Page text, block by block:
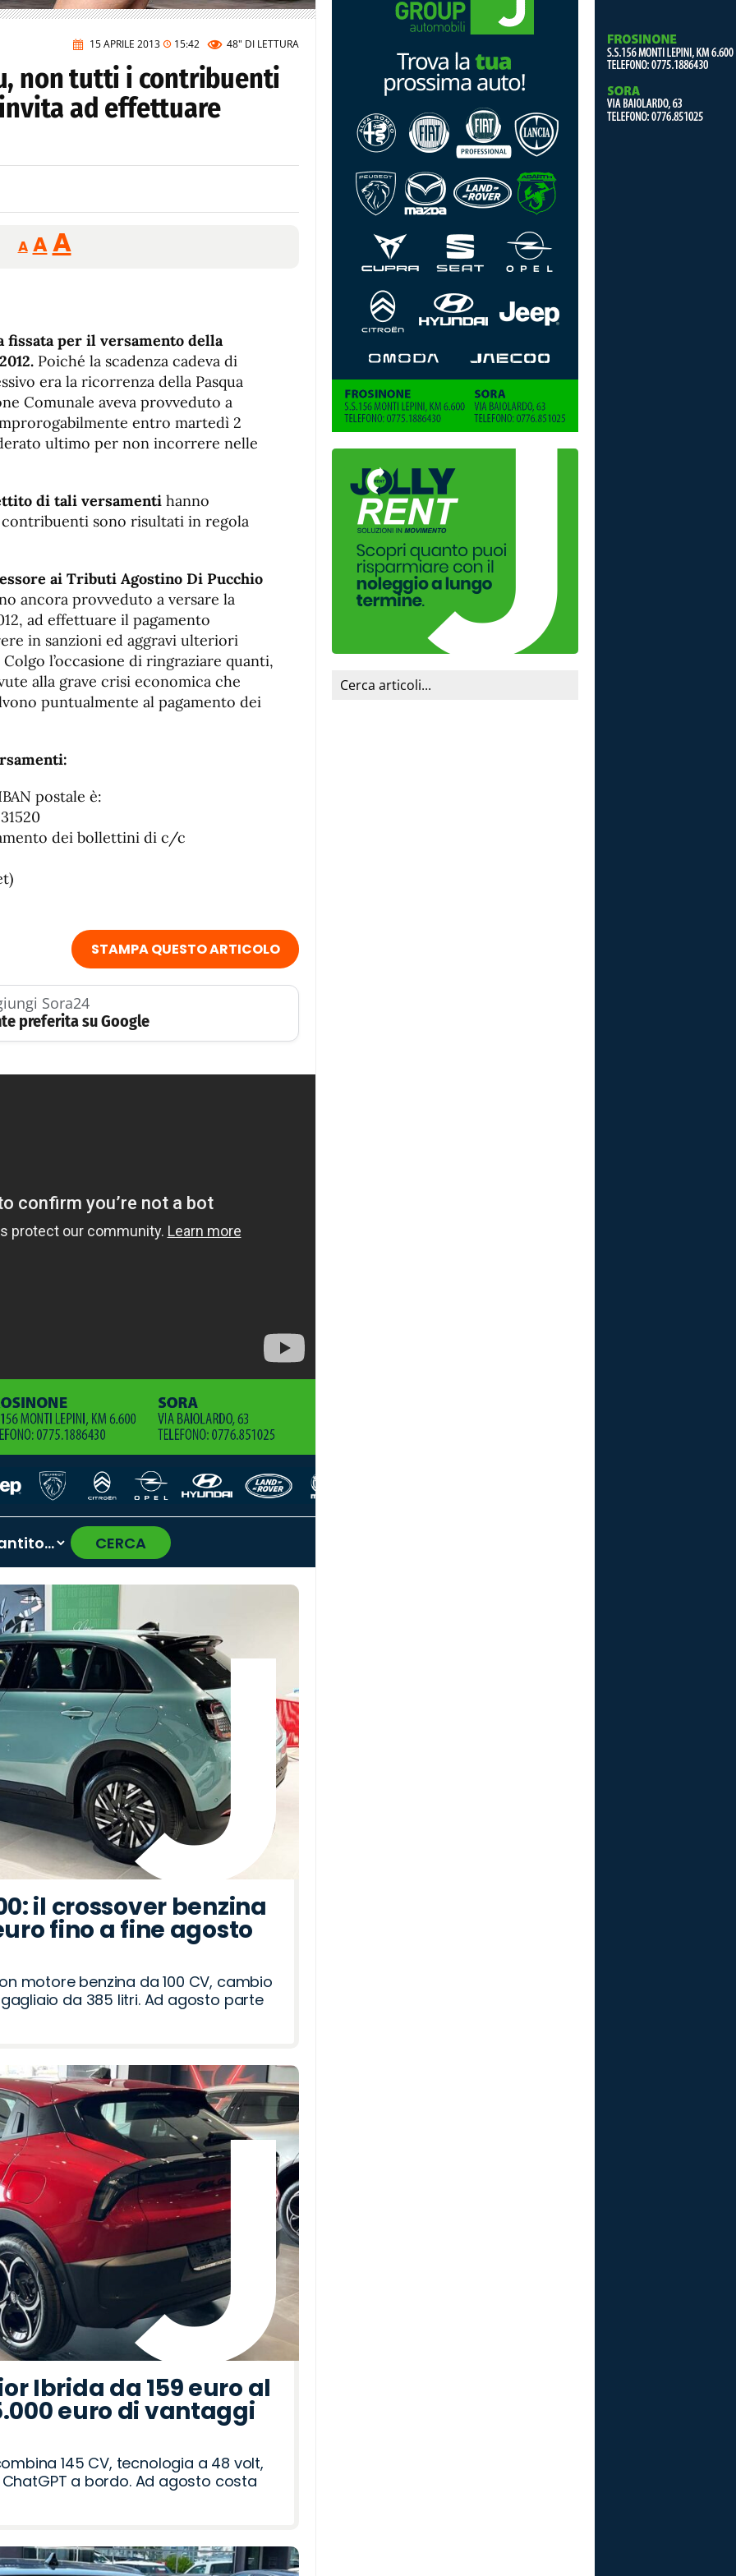
15 APRILE 2013 15:42 48" DI LETTURA
non tutti i contribuenti
ad effettuare
A
Reducir
tamaño
A Restablecer
tamaño
AAumentar
fuente.
fissata per il versamento della
Poiché la scadenza cadeva di
era la ricorrenza della Pasqua
Comunale aveva provveduto a
entro martedì 2
ultimo per non incorrere nelle
di tali versamenti hanno
sono risultati in regola
ai Tributi Agostino Di Pucchio
ancora provveduto a versare la
ad effettuare il pagamento
in sanzioni ed aggravi ulteriori
l’occasione di ringraziare quanti,
alla grave crisi economica che
puntualmente al pagamento dei
postale è:
dei bollettini di c/c
STAMPA QUESTO ARTICOLO
Sora24
preferita su Google
CERCA
›
il crossover benzina
fino a fine agosto
motore benzina da 100 CV, cambio
da 385 litri. Ad agosto parte
Ibrida da 159 euro al
euro di vantaggi
145 CV, tecnologia a 48 volt,
a bordo. Ad agosto costa